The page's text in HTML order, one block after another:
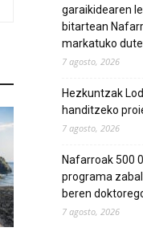
garaikidearen
bitartean
markatuko
7 agosto, 2026
Hezkuntzak
handitzeko
7 agosto, 2026
Nafarroak 500
programa
beren
7 agosto, 2026